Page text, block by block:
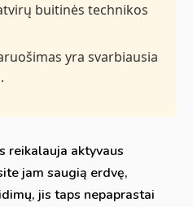
buitinės technikos
yra svarbiausia
reikalauja aktyvaus
jam saugią erdvę,
jis taps nepaprastai